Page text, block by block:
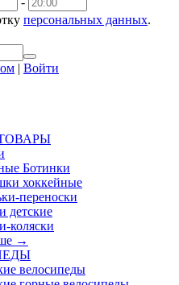
персональных данных.
| Войти
Ботинки
хоккейные
переноски
детские
коляски
→
велосипеды